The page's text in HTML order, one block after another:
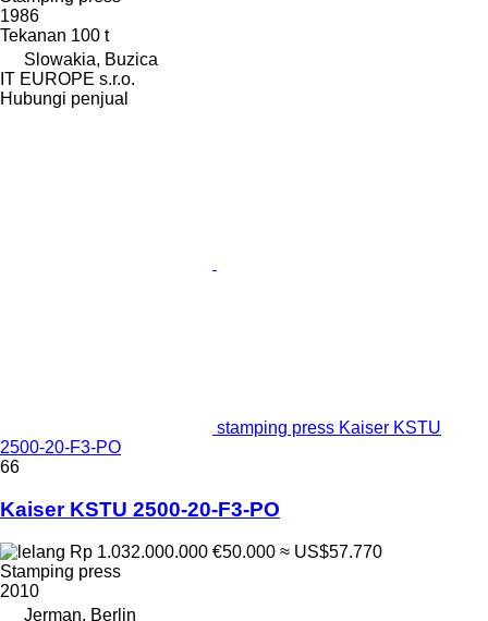
1986
Tekanan 100 t
Slowakia, Buzica
IT EUROPE s.r.o.
Hubungi penjual
stamping press Kaiser KSTU
2500-20-F3-PO
66
Kaiser KSTU 2500-20-F3-PO
Rp 1.032.000.000 €50.000 ≈ US$57.770
Stamping press
2010
Jerman, Berlin